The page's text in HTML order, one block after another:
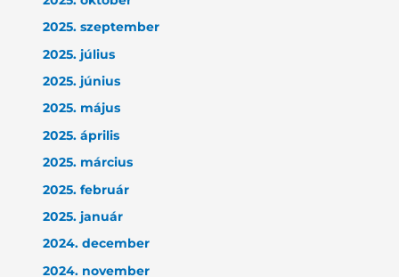
2025. szeptember
2025. július
2025. június
2025. május
2025. április
2025. március
2025. február
2025. január
2024. december
2024. november